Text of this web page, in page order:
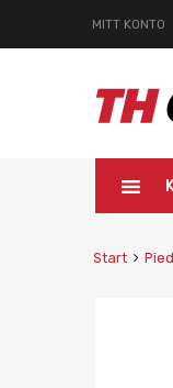
MITT KONTO
Start